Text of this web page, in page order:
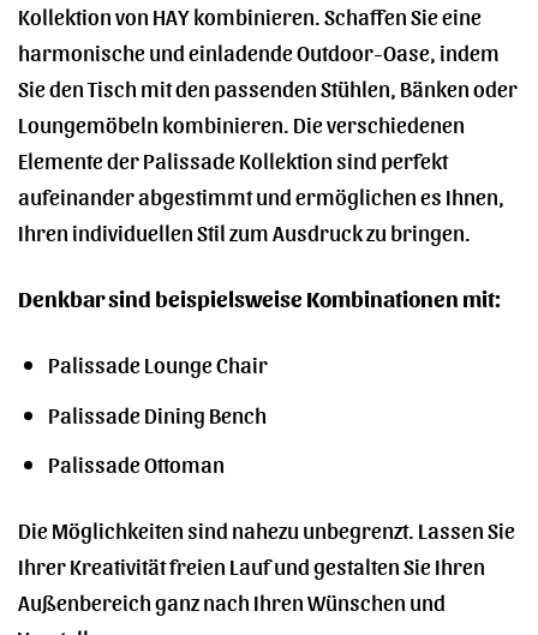
Kollektion von HAY kombinieren. Schaffen Sie eine
harmonische und einladende Outdoor-Oase, indem
Sie den Tisch mit den passenden Stühlen, Bänken oder
Loungemöbeln kombinieren. Die verschiedenen
Elemente der Palissade Kollektion sind perfekt
aufeinander abgestimmt und ermöglichen es Ihnen,
Ihren individuellen Stil zum Ausdruck zu bringen.
Denkbar sind beispielsweise Kombinationen mit:
Palissade Lounge Chair
Palissade Dining Bench
Palissade Ottoman
Die Möglichkeiten sind nahezu unbegrenzt. Lassen Sie
Ihrer Kreativität freien Lauf und gestalten Sie Ihren
Außenbereich ganz nach Ihren Wünschen und